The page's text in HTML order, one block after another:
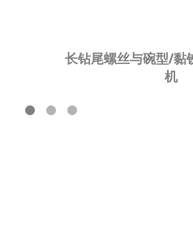
长钻尾螺丝与碗型/黏
机